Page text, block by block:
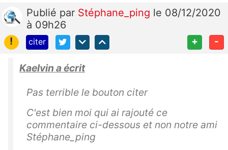
Publié par Stéphane_ping le 08/12/2020
à 09h26
!
citer + -
Kaelvin a écrit
Pas terrible le bouton citer
C'est bien moi qui ai rajouté ce
commentaire ci-dessous et non notre ami
Stéphane_ping